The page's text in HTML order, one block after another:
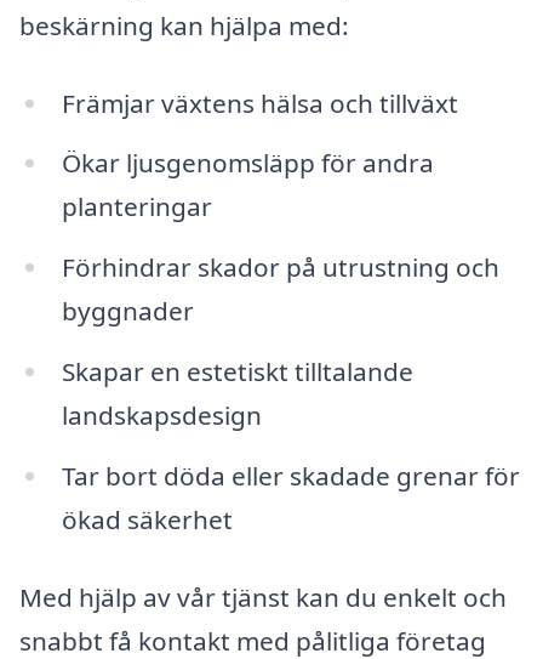
beskärning kan hjälpa med:
Främjar växtens hälsa och tillväxt
Ökar ljusgenomsläpp för andra
planteringar
Förhindrar skador på utrustning och
byggnader
Skapar en estetiskt tilltalande
landskapsdesign
Tar bort döda eller skadade grenar för
ökad säkerhet
Med hjälp av vår tjänst kan du enkelt och
snabbt få kontakt med pålitliga företag